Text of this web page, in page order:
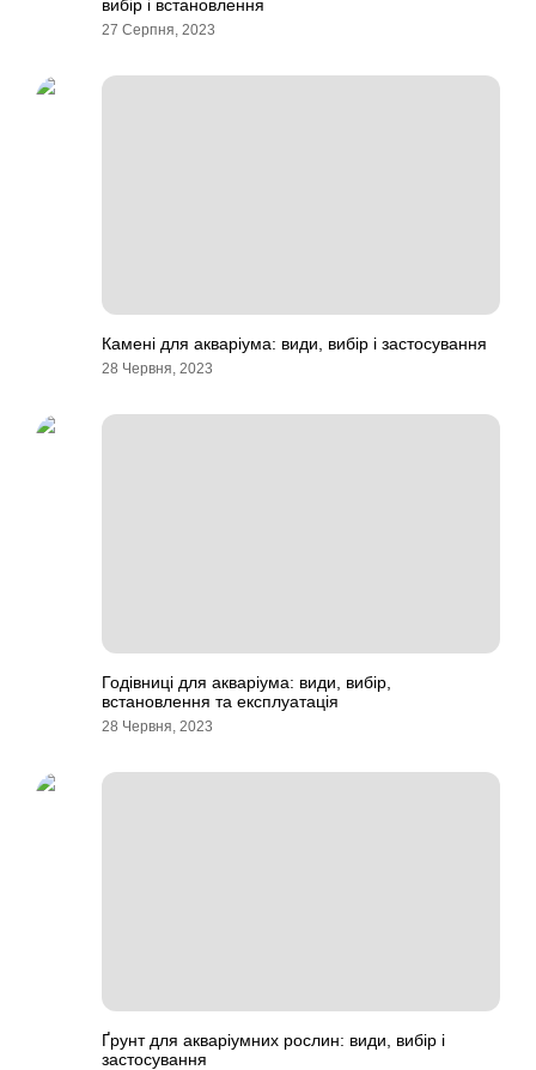
вибір і встановлення
27 Серпня, 2023
Камені для акваріума: види, вибір і застосування
28 Червня, 2023
Годівниці для акваріума: види, вибір,
встановлення та експлуатація
28 Червня, 2023
Ґрунт для акваріумних рослин: види, вибір і
застосування